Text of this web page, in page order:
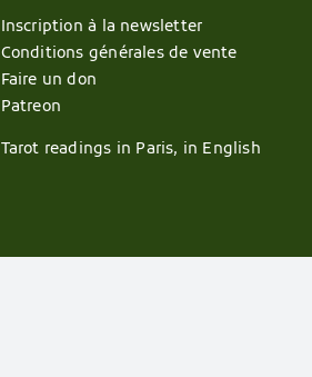
Inscription à la newsletter
Conditions générales de vente
Faire un don
Patreon
Tarot readings in Paris, in English